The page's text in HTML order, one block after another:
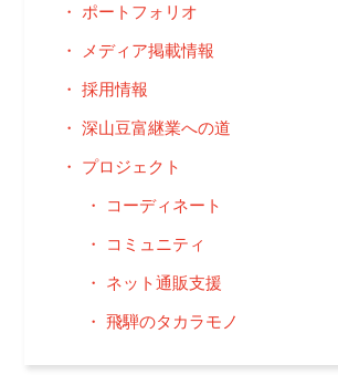
ポートフォリオ
メディア掲載情報
採用情報
深山豆富継業への道
プロジェクト
コーディネート
コミュニティ
ネット通販支援
飛騨のタカラモノ